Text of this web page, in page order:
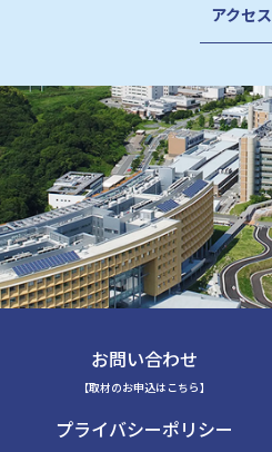
アクセス
お問い合わせ
【取材のお申込はこちら】
プライバシーポリシー